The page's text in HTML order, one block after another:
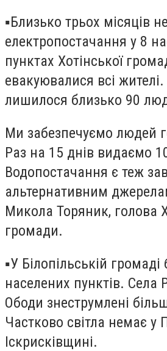
▪️Близько трьох місяців
електропостачання у 8
пунктах Хотінської
евакуювалися всі
лишилося близько 90
Ми забезпечуємо людей
Раз на 15 днів видаємо
Водопостачання є теж
альтернативним
Микола Торяник, голова
громади.
▪️У Білопільській громаді
населених пунктів. Села
Ободи знеструмлені
Частково світла немає у
Іскрисківщині.